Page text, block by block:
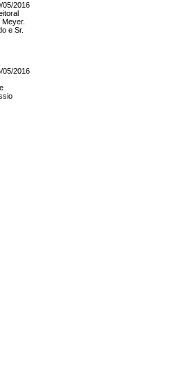
05/2016
e Sr.
05/2016